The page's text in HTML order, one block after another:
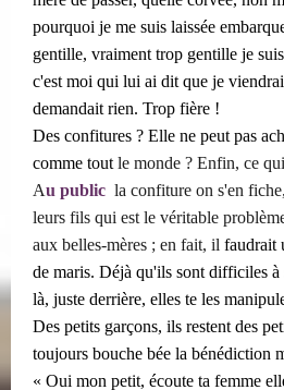
pourquoi je me suis laissée
gentille, vraiment trop gentille je
c'est moi qui lui ai dit que je
demandait rien. Trop fière !
Des confitures ? Elle ne peut pas
comme tout le monde ? Enfin, ce
Au public
la confiture on s'en
leurs fils qui est le véritable
aux belles-mères ; en fait, il faudrait
de maris. Déjà qu'ils sont difficiles à
là, juste derrière, elles te les
Des petits garçons, ils restent des
toujours bouche bée la bénédiction
« Oui mon petit, écoute ta femme